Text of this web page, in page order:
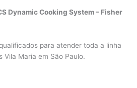
Dynamic Cooking System – Fisher
para atender toda a linha
Maria em São Paulo.